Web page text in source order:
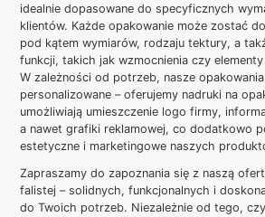
idealnie dopasowane do specyficznych
klientów. Każde opakowanie może zostać
pod kątem wymiarów, rodzaju tektury, a
funkcji, takich jak wzmocnienia czy
W zależności od potrzeb, nasze
personalizowane – oferujemy nadruki na
umożliwiają umieszczenie logo firmy,
a nawet grafiki reklamowej, co dodatkowo
estetyczne i marketingowe naszych
Zapraszamy do zapoznania się z naszą
falistej – solidnych, funkcjonalnych i
do Twoich potrzeb. Niezależnie od tego,